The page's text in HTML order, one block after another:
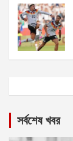
সর্বশেষ খবর